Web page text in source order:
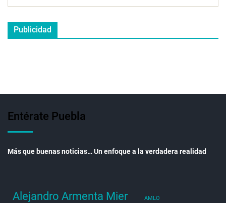
Publicidad
Entérate Puebla
Más que buenas noticias… Un enfoque a la verdadera realidad
Alejandro Armenta Mier AMLO